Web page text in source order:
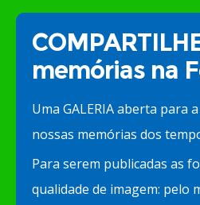
memórias na
Uma GALERIA aberta para
nossas memórias dos
Para serem publicadas as
qualidade de imagem: pelo